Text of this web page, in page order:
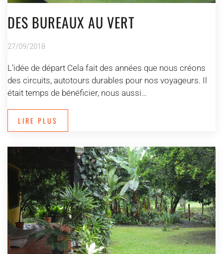
DES BUREAUX AU VERT
27/09/2018
L’idée de départ Cela fait des années que nous créons
des circuits, autotours durables pour nos voyageurs. Il
était temps de bénéficier, nous aussi…
LIRE PLUS